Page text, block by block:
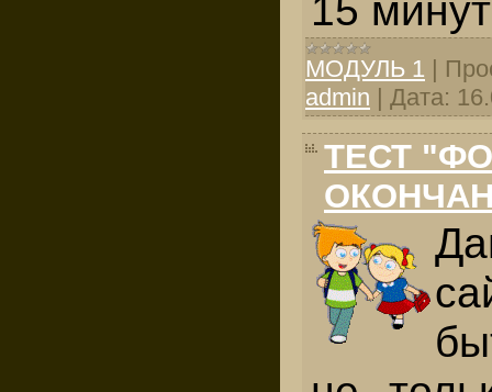
15
МОДУЛЬ 1 |
admin | Дата:
ТЕСТ